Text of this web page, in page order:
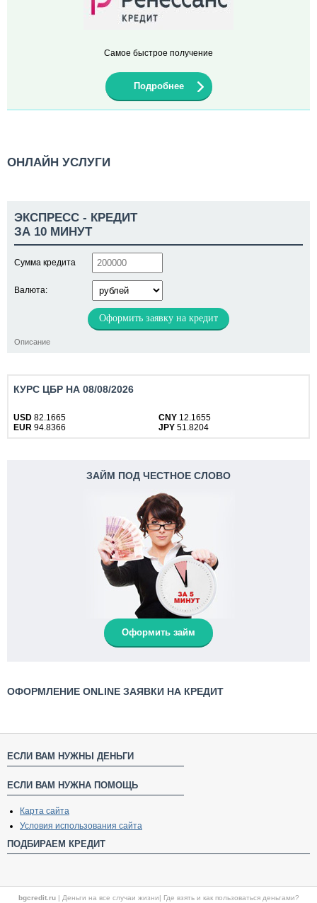
Самое быстрое получение
Подробнее
ОНЛАЙН УСЛУГИ
ЭКСПРЕСС - КРЕДИТ
ЗА 10 МИНУТ
Сумма кредита
Валюта:
Оформить заявку на кредит
Описание
КУРС ЦБР НА 08/08/2026
USD 82.1665 CNY 12.1655
EUR 94.8366 JPY 51.8204
ЗАЙМ ПОД ЧЕСТНОЕ СЛОВО
Оформить займ
ОФОРМЛЕНИЕ ONLINE ЗАЯВКИ НА КРЕДИТ
ЕСЛИ ВАМ НУЖНЫ ДЕНЬГИ
ЕСЛИ ВАМ НУЖНА ПОМОЩЬ
Карта сайта
Условия использования сайта
ПОДБИРАЕМ КРЕДИТ
bgcredit.ru | Деньги на все случаи жизни| Где взять и как пользоваться деньгами?